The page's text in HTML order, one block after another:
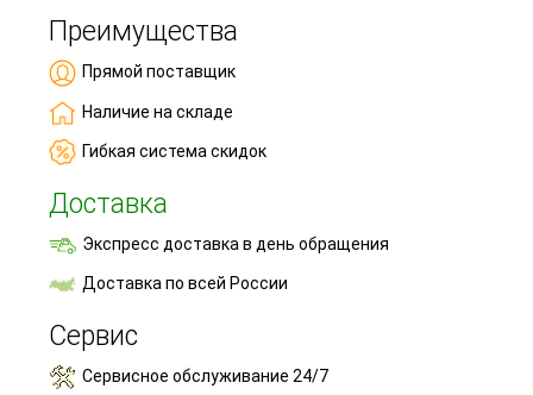
Преимущества
Прямой поставщик
Наличие на складе
Гибкая система скидок
Доставка
Экспресс доставка в день обращения
Доставка по всей России
Сервис
Сервисное обслуживание 24/7